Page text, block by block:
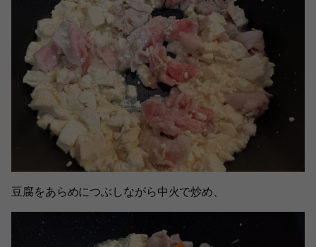
豆腐をあらめにつぶしながら中火で炒め、